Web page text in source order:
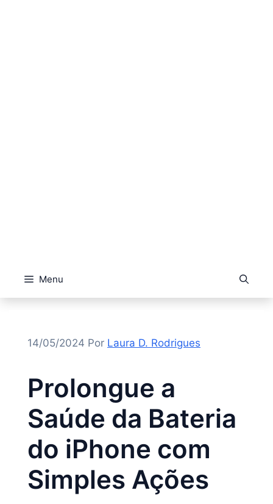
Menu
14/05/2024 Por Laura D. Rodrigues
Prolongue a
Saúde da Bateria
do iPhone com
Simples Ações